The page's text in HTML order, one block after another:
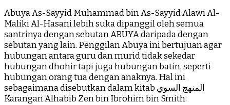
Abuya As-Sayyid Muhammad bin As-Sayyid Alawi Al-
Maliki Al-Hasani lebih suka dipanggil oleh semua
santrinya dengan sebutan ABUYA daripada dengan
sebutan yang lain. Penggilan Abuya ini bertujuan agar
hubungan antara guru dan murid tidak sekedar
hubungan dhohir tapi juga hubungan batin, seperti
hubungan orang tua dengan anaknya. Hal ini
sebagaimana disebutkan dalam kitab المنهج السوي
Karangan Alhabib Zen bin Ibrohim bin Smith: